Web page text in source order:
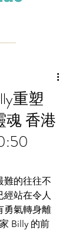
重塑
魂 香港
難的往往不
經站在令人
勇氣轉身離
Billy 的前